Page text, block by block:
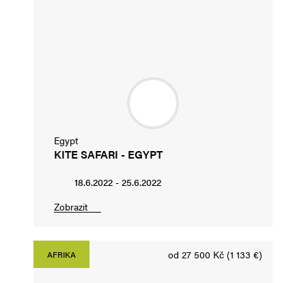
Egypt
KITE SAFARI - EGYPT
18.6.2022 - 25.6.2022
Zobrazit
AFRIKA od 27 500 Kč (1 133 €)